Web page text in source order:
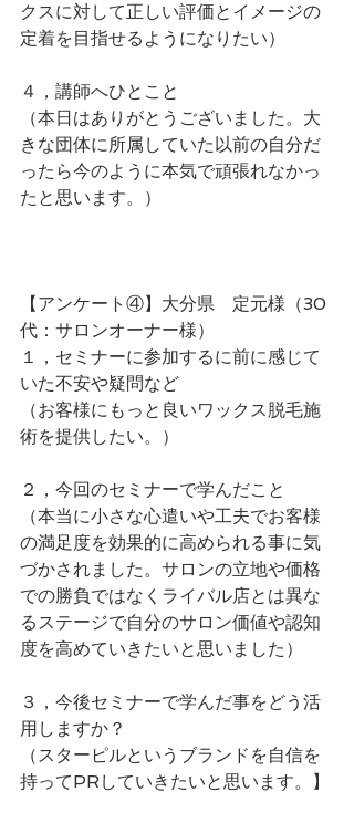
クスに対して正しい評価とイメージの
定着を目指せるようになりたい）
４，講師へひとこと
（本日はありがとうございました。大
きな団体に所属していた以前の自分だ
ったら今のように本気で頑張れなかっ
たと思います。）
【アンケート④】大分県　定元様（30
代：サロンオーナー様）
１，セミナーに参加するに前に感じて
いた不安や疑問など
（お客様にもっと良いワックス脱毛施
術を提供したい。）
２，今回のセミナーで学んだこと
（本当に小さな心遣いや工夫でお客様
の満足度を効果的に高められる事に気
づかされました。サロンの立地や価格
での勝負ではなくライバル店とは異な
るステージで自分のサロン価値や認知
度を高めていきたいと思いました）
３，今後セミナーで学んだ事をどう活
用しますか？
（スターピルというブランドを自信を
持ってPRしていきたいと思います。】